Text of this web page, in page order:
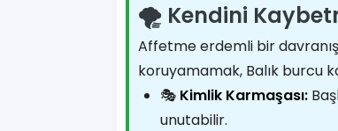
🌪️ Kendini
Affetme erdemli bir
koruyamamak, Balık burcu
🎭 Kimlik Karmaşası:
unutabilir.